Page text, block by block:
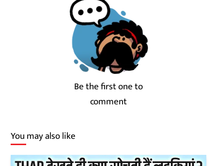
Be the first one to
comment
You may also like